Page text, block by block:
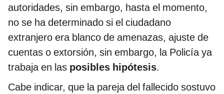
autoridades, sin embargo, hasta el momento,
no se ha determinado si el ciudadano
extranjero era blanco de amenazas, ajuste de
cuentas o extorsión, sin embargo, la Policía ya
trabaja en las posibles hipótesis.
Cabe indicar, que la pareja del fallecido sostuvo